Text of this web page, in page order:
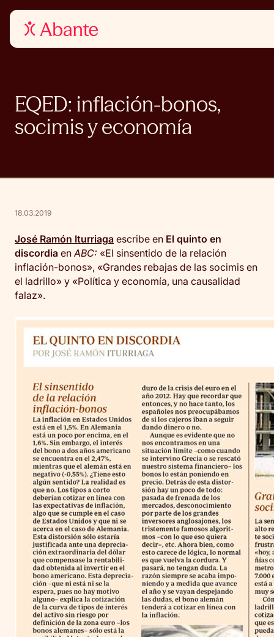
EQED: inflación-bonos,
socimis y economía
18.03.2019
José Ramón Iturriaga escribe en El quinto en
discordia enABC: «El sinsentido de la relación
inflación-bonos», «Grandes rebajas de las socimis en
el ladrillo» y «Política y economía, una causalidad
falaz».